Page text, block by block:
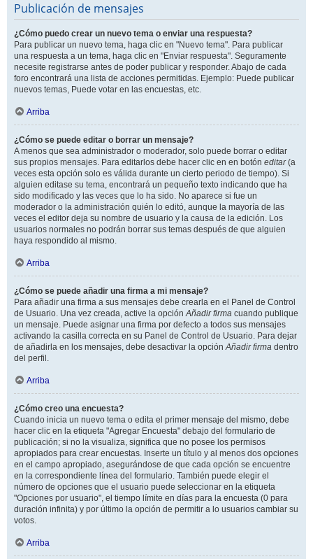
Publicación de mensajes
¿Cómo puedo crear un nuevo tema o enviar una respuesta?
Para publicar un nuevo tema, haga clic en "Nuevo tema". Para publicar
una respuesta a un tema, haga clic en "Enviar respuesta". Seguramente
necesite registrarse antes de poder publicar y responder. Abajo de cada
foro encontrará una lista de acciones permitidas. Ejemplo: Puede publicar
nuevos temas, Puede votar en las encuestas, etc.
Arriba
¿Cómo se puede editar o borrar un mensaje?
A menos que sea administrador o moderador, solo puede borrar o editar
sus propios mensajes. Para editarlos debe hacer clic en en botón editar(a
veces esta opción solo es válida durante un cierto periodo de tiempo). Si
alguien editase su tema, encontrará un pequeño texto indicando que ha
sido modificado y las veces que lo ha sido. No aparece si fue un
moderador o la administración quién lo editó, aunque la mayoría de las
veces el editor deja su nombre de usuario y la causa de la edición. Los
usuarios normales no podrán borrar sus temas después de que alguien
haya respondido al mismo.
Arriba
¿Cómo se puede añadir una firma a mi mensaje?
Para añadir una firma a sus mensajes debe crearla en el Panel de Control
de Usuario. Una vez creada, active la opciónAñadir firma cuando publique
un mensaje. Puede asignar una firma por defecto a todos sus mensajes
activando la casilla correcta en su Panel de Control de Usuario. Para dejar
de añadirla en los mensajes, debe desactivar la opciónAñadir firma dentro
del perfil.
Arriba
¿Cómo creo una encuesta?
Cuando inicia un nuevo tema o edita el primer mensaje del mismo, debe
hacer clic en la etiqueta "Agregar Encuesta" debajo del formulario de
publicación; si no la visualiza, significa que no posee los permisos
apropiados para crear encuestas. Inserte un título y al menos dos opciones
en el campo apropiado, asegurándose de que cada opción se encuentre
en la correspondiente línea del formulario. También puede elegir el
número de opciones que el usuario puede seleccionar en la etiqueta
"Opciones por usuario", el tiempo límite en días para la encuesta (0 para
duración infinita) y por último la opción de permitir a lo usuarios cambiar su
votos.
Arriba